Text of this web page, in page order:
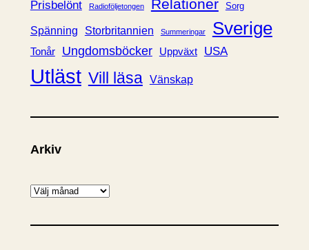
Prisbelönt
Radioföljetongen Relationer Sorg
Spänning Storbritannien Summeringar Sverige
Tonår Ungdomsböcker Uppväxt USA
Utläst Vill läsa Vänskap
Arkiv
A
k